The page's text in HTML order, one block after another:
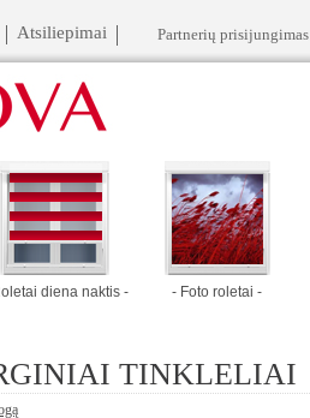
Atsiliepimai Partnerių prisijungimas
diena naktis - - Foto roletai -
TINKLELIAI